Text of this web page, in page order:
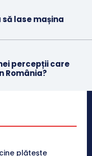
lase mașina
percepții care
România?
plătește